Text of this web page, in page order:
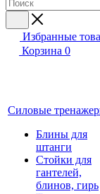
Избранные
Корзина 0
Силовые
Блины для
штанги
Стойки для
гантелей,
блинов, гирь